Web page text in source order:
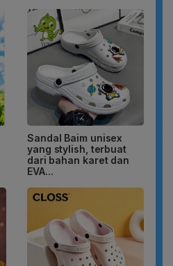
Sandal Baim unisex
yang stylish, terbuat
dari bahan karet dan
EVA...